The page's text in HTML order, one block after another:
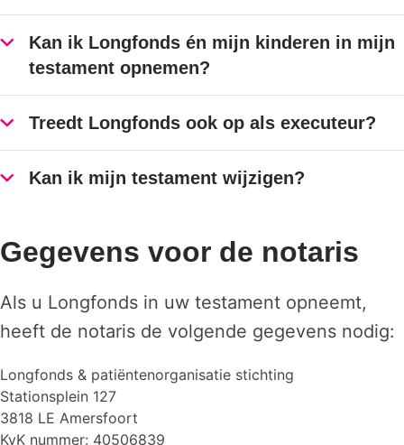
Kan ik Longfonds én mijn kinderen in mijn
testament opnemen?
Treedt Longfonds ook op als executeur?
Kan ik mijn testament wijzigen?
Gegevens voor de notaris
Als u Longfonds in uw testament opneemt,
heeft de notaris de volgende gegevens nodig:
Longfonds & patiëntenorganisatie stichting
Stationsplein 127
3818 LE Amersfoort
KvK nummer: 40506839